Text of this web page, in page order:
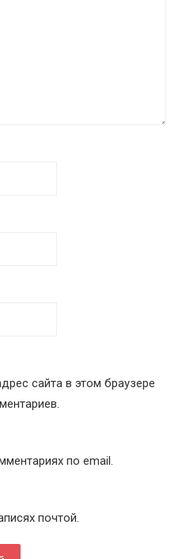
сайта в этом браузере
по email.
почтой.